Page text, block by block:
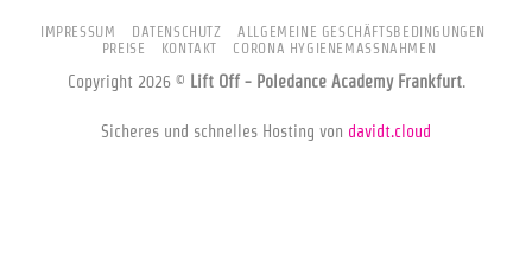
IMPRESSUM DATENSCHUTZ
ALLGEMEINE GESCHÄFTSBEDINGUNGEN
PREISE
KONTAKT CORONA HYGIENEMASSNAHMEN
Copyright 2026 © Lift Off - Poledance Academy Frankfurt.
Sicheres und schnelles Hosting von davidt.cloud